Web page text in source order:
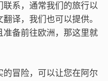
系，通常我们的旅行以
译，我们也可以提供。
备前往欧洲，那这里就
冒险，可以让您在阿尔